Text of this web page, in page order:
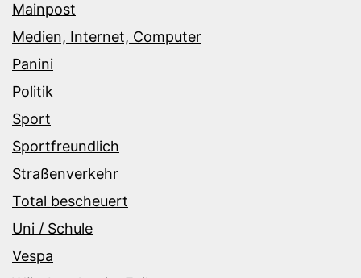
Mainpost
Medien, Internet, Computer
Panini
Politik
Sport
Sportfreundlich
Straßenverkehr
Total bescheuert
Uni / Schule
Vespa